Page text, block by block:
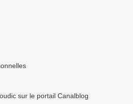
sur le portail Canalblog